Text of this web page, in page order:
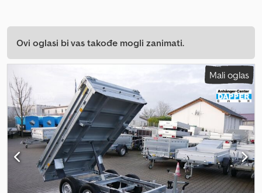
Ovi oglasi bi vas takođe mogli zanimati.
Mali oglas